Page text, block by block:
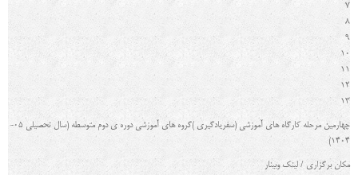
7
8
9
10
11
12
13
چهارمین مرحله کارگاه هاي آموزشی (سفریادگیري )گروه هاي آموزشی دوره ي دوم متوسطه (سال تحصیلی 05-
1404)
مکان برگزاری / لینک وبینار